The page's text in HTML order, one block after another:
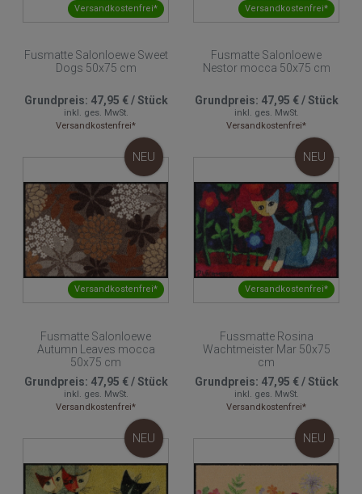
Versandkostenfrei*
Fusmatte Salonloewe Sweet
Dogs 50x75 cm
Grundpreis: 47,95 €/Stück
inkl. ges. MwSt.
Versandkostenfrei*
Versandkostenfrei*
Fusmatte Salonloewe
Nestor mocca 50x75 cm
Grundpreis: 47,95 €/Stück
inkl. ges. MwSt.
Versandkostenfrei*
Versandkostenfrei*
NEU
Fusmatte Salonloewe
Autumn Leaves mocca
50x75 cm
Grundpreis: 47,95 €/Stück
inkl. ges. MwSt.
Versandkostenfrei*
Versandkostenfrei*
NEU
Fussmatte Rosina
Wachtmeister Mar 50x75
cm
Grundpreis: 47,95 €/Stück
inkl. ges. MwSt.
Versandkostenfrei*
NEU NEU